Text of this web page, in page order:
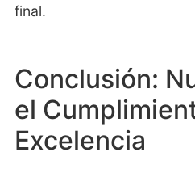
final.
Conclusión:
el
Excelencia